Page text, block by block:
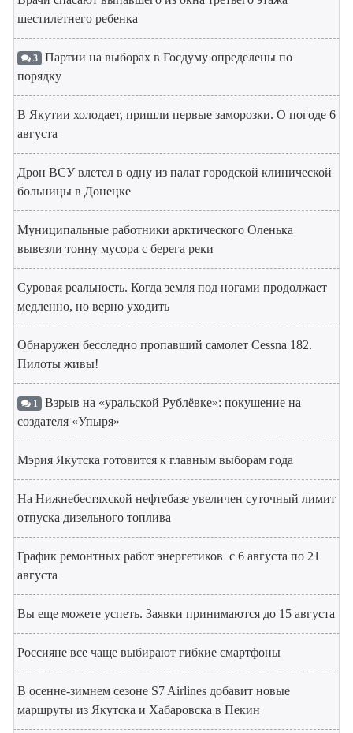
шестилетнего ребенка
3 Партии на выборах в Госдуму определены по
порядку
В Якутии холодает, пришли первые заморозки. О погоде 6
августа
Дрон ВСУ влетел в одну из палат городской клинической
больницы в Донецке
Муниципальные работники арктического Оленька
вывезли тонну мусора с берега реки
Суровая реальность. Когда земля под ногами продолжает
медленно, но верно уходить
Обнаружен бесследно пропавший самолет Cessna 182.
Пилоты живы!
1 Взрыв на «уральской Рублёвке»: покушение на
создателя «Упыря»
Мэрия Якутска готовится к главным выборам года
На Нижнебестяхской нефтебазе увеличен суточный лимит
отпуска дизельного топлива
График ремонтных работ энергетиков с 6 августа по 21
августа
Вы еще можете успеть. Заявки принимаются до 15 августа
Россияне все чаще выбирают гибкие смартфоны
В осенне-зимнем сезоне S7 Airlines добавит новые
маршруты из Якутска и Хабаровска в Пекин